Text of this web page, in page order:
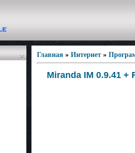
Главная » Интернет »
Miranda IM 0.9.41 +